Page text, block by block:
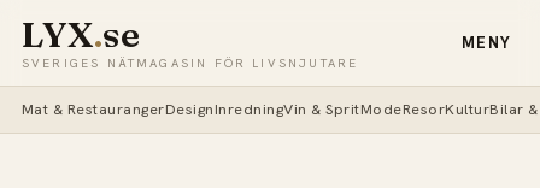
LYX.se
SVERIGES NÄTMAGASIN FÖR LIVSNJUTARE
MENY
Mat & RestaurangerDesignInredningVin & SpritModeResorKulturBilar